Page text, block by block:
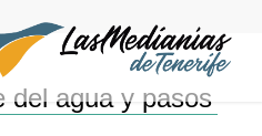
del agua y pasos